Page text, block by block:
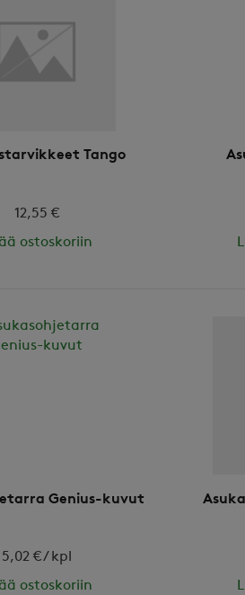
Tango
12,55 €
ostoskoriin
Genius-kuvut
5,02 € / kpl
ostoskoriin